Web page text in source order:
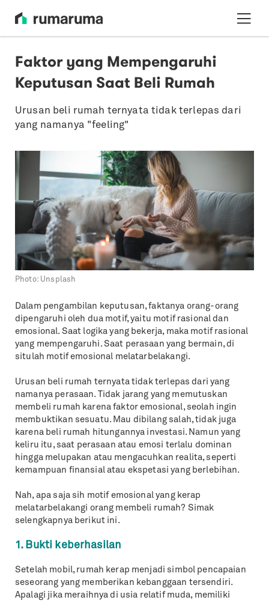
Faktor yang Mempengaruhi
Keputusan Saat Beli Rumah
Urusan beli rumah ternyata tidak terlepas dari
yang namanya "feeling"
Photo: Unsplash
Dalam pengambilan keputusan, faktanya orang-orang
dipengaruhi oleh dua motif, yaitu motif rasional dan
emosional. Saat logika yang bekerja, maka motif rasional
yang mempengaruhi. Saat perasaan yang bermain, di
situlah motif emosional melatarbelakangi.
Urusan beli rumah ternyata tidak terlepas dari yang
namanya perasaan. Tidak jarang yang memutuskan
membeli rumah karena faktor emosional, seolah ingin
membuktikan sesuatu. Mau dibilang salah, tidak juga
karena beli rumah hitungannya investasi. Namun yang
keliru itu, saat perasaan atau emosi terlalu dominan
hingga melupakan atau mengacuhkan realita, seperti
kemampuan finansial atau ekspetasi yang berlebihan.
Nah, apa saja sih motif emosional yang kerap
melatarbelakangi orang membeli rumah? Simak
selengkapnya berikut ini.
1. Bukti keberhasilan
Setelah mobil, rumah kerap menjadi simbol pencapaian
seseorang yang memberikan kebanggaan tersendiri.
Apalagi jika meraihnya di usia relatif muda, memiliki